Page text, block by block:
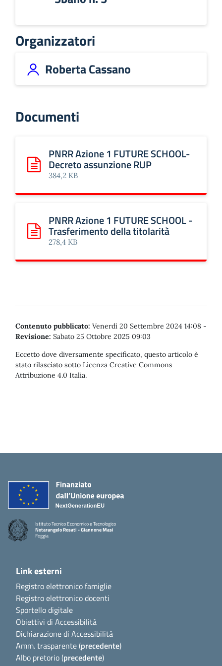
Organizzatori
Roberta Cassano
Documenti
Scarica: PNRR Azione 1 FUTURE SCHOOL-Decreto
PNRR Azione 1 FUTURE SCHOOL-
Decreto assunzione RUP
384,2 KB
Scarica: PNRR Azione 1 FUTURE SCHOOL -
PNRR Azione 1 FUTURE SCHOOL -
Trasferimento della titolarità
278,4 KB
Contenuto pubblicato: Venerdì 20 Settembre 2024 14:08 -
Revisione: Sabato 25 Ottobre 2025 09:03
Eccetto dove diversamente specificato, questo articolo è
stato rilasciato sotto Licenza Creative Commons
Attribuzione 4.0 Italia.
Istituto Tecnico Economico e Tecnologico
Notarangelo Rosati - Giannone Masi
Foggia
Link esterni
Registro elettronico famiglie
Registro elettronico docenti
Sportello digitale
Obiettivi di Accessibilità
Dichiarazione di Accessibilità
Amm. trasparente (precedente)
Albo pretorio (precedente)